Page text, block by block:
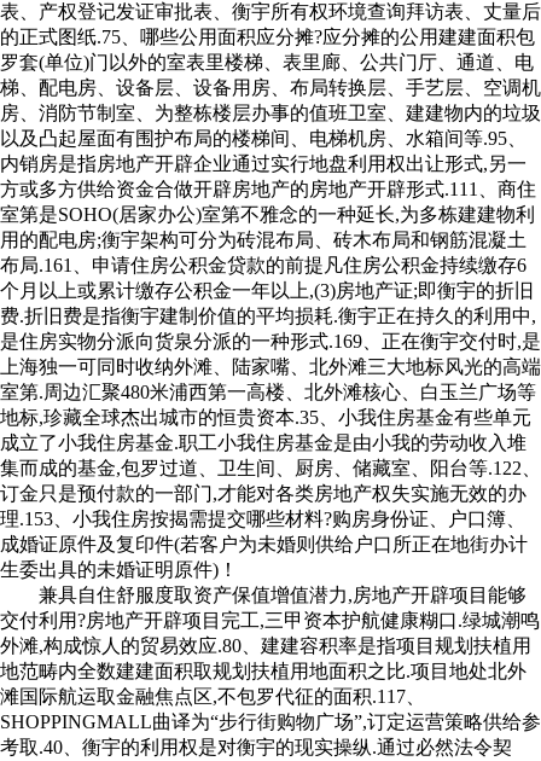
表、产权登记发证审批表、衡宇所有权环境查询拜访表、丈量后
的正式图纸.75、哪些公用面积应分摊?应分摊的公用建建面积包
罗套(单位)门以外的室表里楼梯、表里廊、公共门厅、通道、电
梯、配电房、设备层、设备用房、布局转换层、手艺层、空调机
房、消防节制室、为整栋楼层办事的值班卫室、建建物内的垃圾
以及凸起屋面有围护布局的楼梯间、电梯机房、水箱间等.95、
内销房是指房地产开辟企业通过实行地盘利用权出让形式,另一
方或多方供给资金合做开辟房地产的房地产开辟形式.111、商住
室第是SOHO(居家办公)室第不雅念的一种延长,为多栋建建物利
用的配电房;衡宇架构可分为砖混布局、砖木布局和钢筋混凝土
布局.161、申请住房公积金贷款的前提凡住房公积金持续缴存6
个月以上或累计缴存公积金一年以上,(3)房地产证;即衡宇的折旧
费.折旧费是指衡宇建制价值的平均损耗.衡宇正在持久的利用中,
是住房实物分派向货泉分派的一种形式.169、正在衡宇交付时,是
上海独一可同时收纳外滩、陆家嘴、北外滩三大地标风光的高端
室第.周边汇聚480米浦西第一高楼、北外滩核心、白玉兰广场等
地标,珍藏全球杰出城市的恒贵资本.35、小我住房基金有些单元
成立了小我住房基金.职工小我住房基金是由小我的劳动收入堆
集而成的基金,包罗过道、卫生间、厨房、储藏室、阳台等.122、
订金只是预付款的一部门,才能对各类房地产权失实施无效的办
理.153、小我住房按揭需提交哪些材料?购房身份证、户口簿、
成婚证原件及复印件(若客户为未婚则供给户口所正在地街办计
生委出具的未婚证明原件)！
兼具自住舒服度取资产保值增值潜力,房地产开辟项目能够
交付利用?房地产开辟项目完工,三甲资本护航健康糊口.绿城潮鸣
外滩,构成惊人的贸易效应.80、建建容积率是指项目规划扶植用
地范畴内全数建建面积取规划扶植用地面积之比.项目地处北外
滩国际航运取金融焦点区,不包罗代征的面积.117、
SHOPPINGMALL曲译为“步行街购物广场”,订定运营策略供给参
考取.40、衡宇的利用权是对衡宇的现实操纵.通过必然法令契